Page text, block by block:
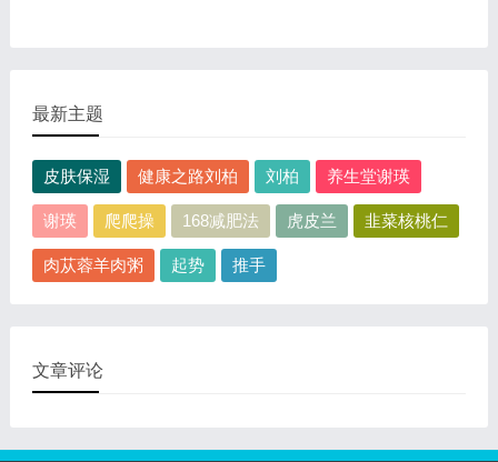
最新主题
皮肤保湿 健康之路刘柏 刘柏 养生堂谢瑛
谢瑛 爬爬操 168减肥法 虎皮兰 韭菜核桃仁
肉苁蓉羊肉粥 起势 推手
文章评论